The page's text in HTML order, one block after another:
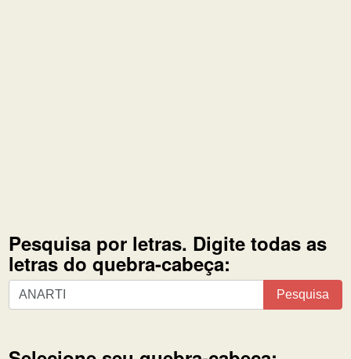
Pesquisa por letras. Digite todas as
letras do quebra-cabeça:
Pesquisa
por
Pesquisa